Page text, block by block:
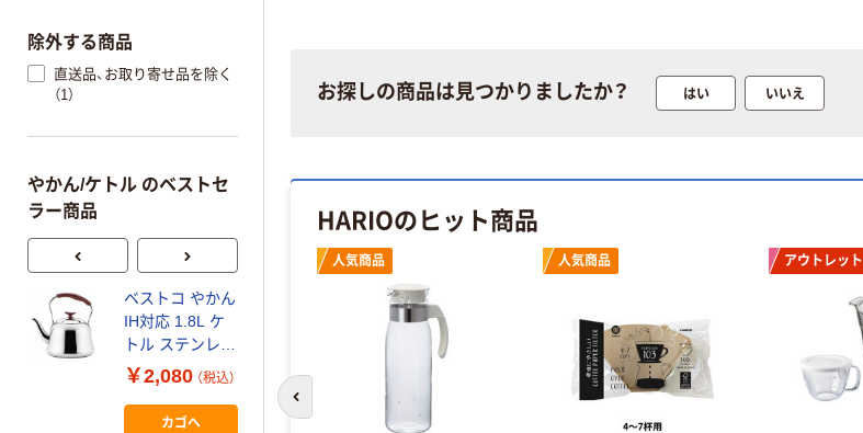
お探しの商品は見つかりましたか？ はい いいえ
HARIOのヒット商品
人気商品 人気商品 アウトレット
除外する商品
直送品、お取り寄せ品を除く
（1）
やかん/ケトル のベストセ
ラー商品
ベストコ やかん
IH対応 1.8L ケ
トル ステンレス
木目 クオリー
NQ-0025 1個
（直送品）
￥2,080 （税込）
カゴへ
矢嶋屋 笛吹きケ
トル ステンレス
￥2,187~
IH対応 1.8L ケ
トル ステンレス
木目 クオリー
NQ-0025 1個
￥2,080 （税込）
カゴへ